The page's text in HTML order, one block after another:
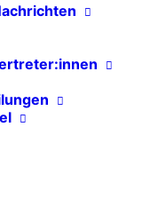
Projekte